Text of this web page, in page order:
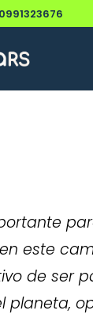
0991323676
este
de ser
planeta,